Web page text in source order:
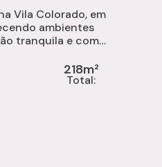
Total:
218m²
Vila Colorado, em
ambientes
tranquila e com